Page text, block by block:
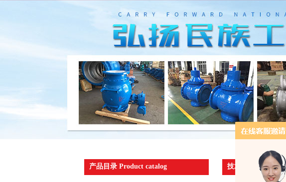
产品目录 Product catalog 技术文章